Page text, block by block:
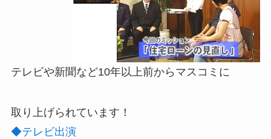
テレビや新聞など10年以上前からマスコミに
取り上げられています！
◆テレビ出演